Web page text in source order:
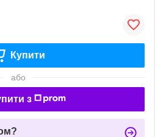
Купити
або
з